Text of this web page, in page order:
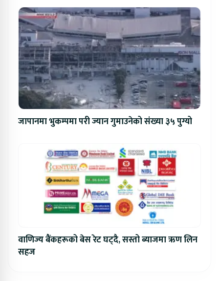
जापानमा भुकम्पमा परी ज्यान गुमाउनेको संख्या ३५ पुग्यो
वाणिज्य बैंकहरूको बेस रेट घट्दै, सस्तो ब्याजमा ऋण लिन
सहज